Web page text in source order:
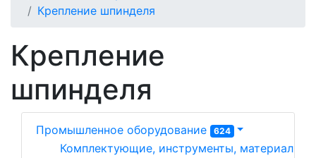
Крепление шпинделя
Крепление
шпинделя
Промышленное оборудование 624
Комплектующие, инструменты, материалы